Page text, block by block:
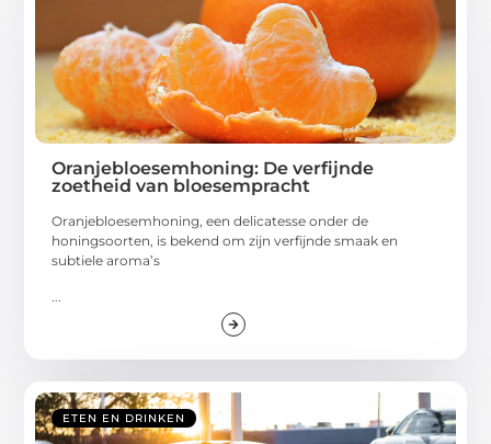
Oranjebloesemhoning: De verfijnde
zoetheid van bloesempracht
Oranjebloesemhoning, een delicatesse onder de
honingsoorten, is bekend om zijn verfijnde smaak en
subtiele aroma’s
ETEN EN DRINKEN